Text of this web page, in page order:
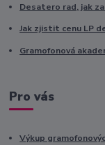
Desatero rad, jak
Jak zjistit cenu LP
Gramofonová
Pro vás
Výkup